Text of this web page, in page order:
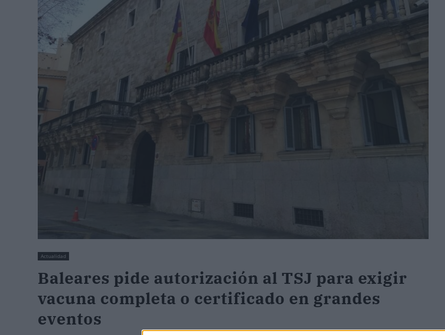
Actualidad
Baleares pide autorización al TSJ para exigir
vacuna completa o certificado en grandes
eventos